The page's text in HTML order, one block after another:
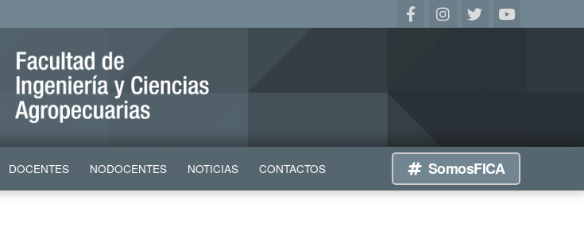
DOCENTES NODOCENTES NOTICIAS CONTACTOS SomosFICA